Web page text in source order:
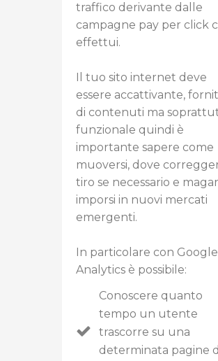
traffico derivante dalle
campagne pay per click
effettui.
Il tuo sito internet deve
essere accattivante,
di contenuti ma
funzionale quindi è
importante sapere come
muoversi, dove
tiro se necessario e
imporsi in nuovi mercati
emergenti.
In particolare con Google
Analytics è possibile:
Conoscere quanto
tempo un utente
trascorre su una
determinata pagine